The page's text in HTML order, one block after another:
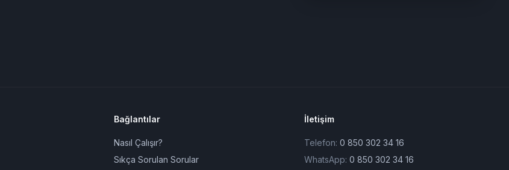
Bağlantılar
Nasıl Çalışır?
Sıkça Sorulan Sorular
İletişim
Telefon: 0 850 302 34 16
WhatsApp: 0 850 302 34 16